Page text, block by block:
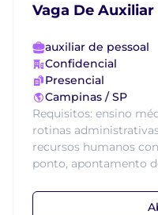
Vaga De Auxiliar
auxiliar de pessoal
Confidencial
Presencial
Campinas / SP
Requisitos: ensino
rotinas
recursos humanos
ponto, apontamento